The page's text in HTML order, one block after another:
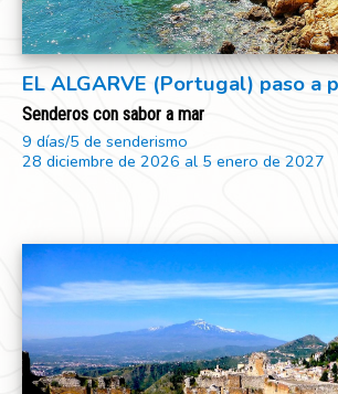
EL ALGARVE (Portugal) paso a
Senderos con sabor a mar
9 días/5 de senderismo
28 diciembre de 2026 al 5 enero de 2027